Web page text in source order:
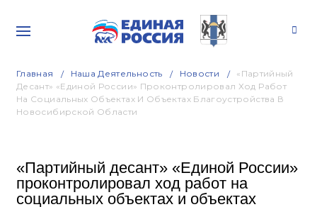
Главная Наша Деятельность Новости
«Партийный
Десант» «Единой России» Проконтролировал Ход Работ
На Социальных Объектах И Объектах Благоустройства В
Новосибирской Области
«Партийный десант» «Единой России»
проконтролировал ход работ на
социальных объектах и объектах